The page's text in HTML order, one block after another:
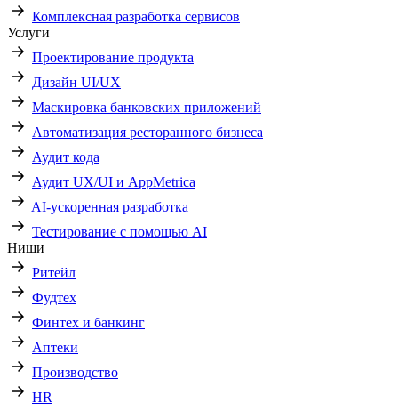
Комплексная разработка сервисов
Услуги
Проектирование продукта
Дизайн UI/UX
Маскировка банковских приложений
Автоматизация ресторанного бизнеса
Аудит кода
Аудит UX/UI и AppMetrica
AI-ускоренная разработка
Тестирование с помощью AI
Ниши
Ритейл
Фудтех
Финтех и банкинг
Аптеки
Производство
HR